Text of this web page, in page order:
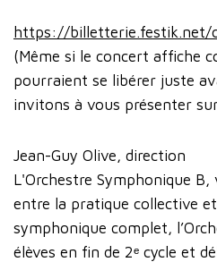
https://billetterie.festik.net/
(Même si le concert affiche
pourraient se libérer juste
invitons à vous présenter
Jean-Guy Olive, direction
L'Orchestre Symphonique B,
entre la pratique collective
symphonique complet,
élèves en fin de 2ᵉ cycle et